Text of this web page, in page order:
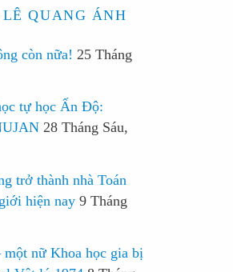
QUANG ÁNH
còn nữa! 25 Tháng
tự học Ấn Độ:
28 Tháng Sáu,
trở thành nhà Toán
hiện nay 9 Tháng
nữ Khoa học gia bị